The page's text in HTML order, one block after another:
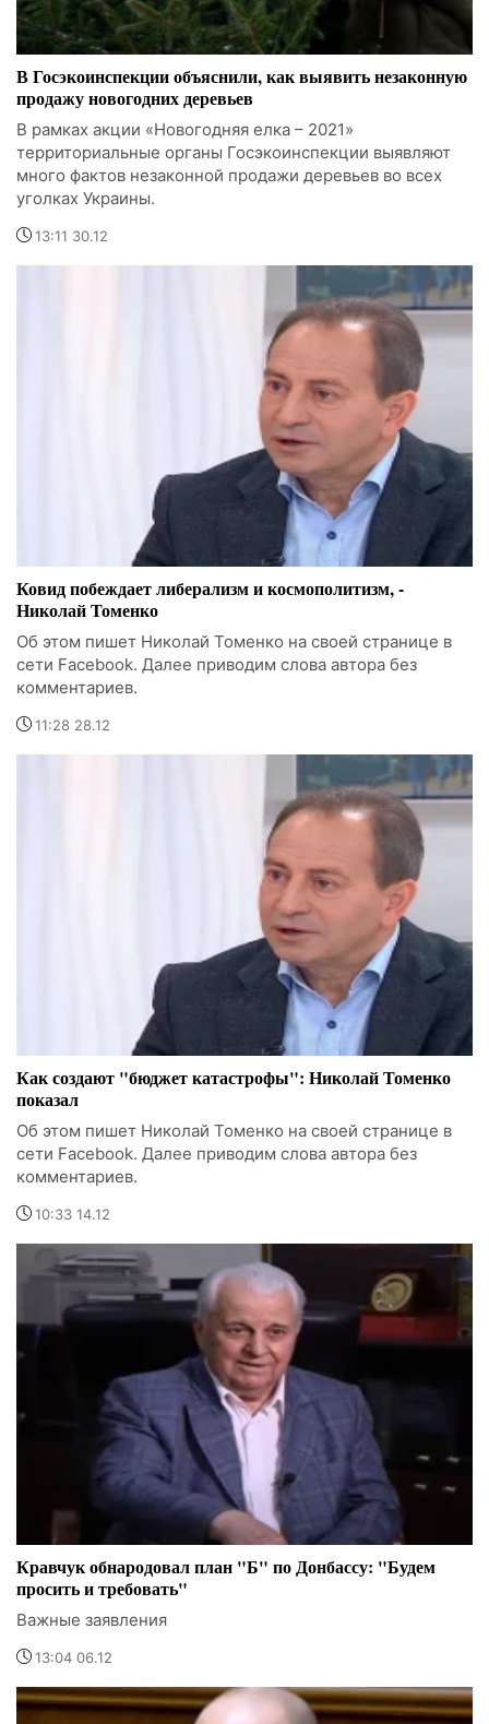
В Госэкоинспекции объяснили, как выявить незаконную
продажу новогодних деревьев
В рамках акции «Новогодняя елка – 2021»
территориальные органы Госэкоинспекции выявляют
много фактов незаконной продажи деревьев во всех
уголках Украины.
13:11 30.12
Ковид побеждает либерализм и космополитизм, -
Николай Томенко
Об этом пишет Николай Томенко на своей странице в
сети Facebook. Далее приводим слова автора без
комментариев.
11:28 28.12
Как создают "бюджет катастрофы": Николай Томенко
показал
Об этом пишет Николай Томенко на своей странице в
сети Facebook. Далее приводим слова автора без
комментариев.
10:33 14.12
Кравчук обнародовал план "Б" по Донбассу: "Будем
просить и требовать"
Важные заявления
13:04 06.12